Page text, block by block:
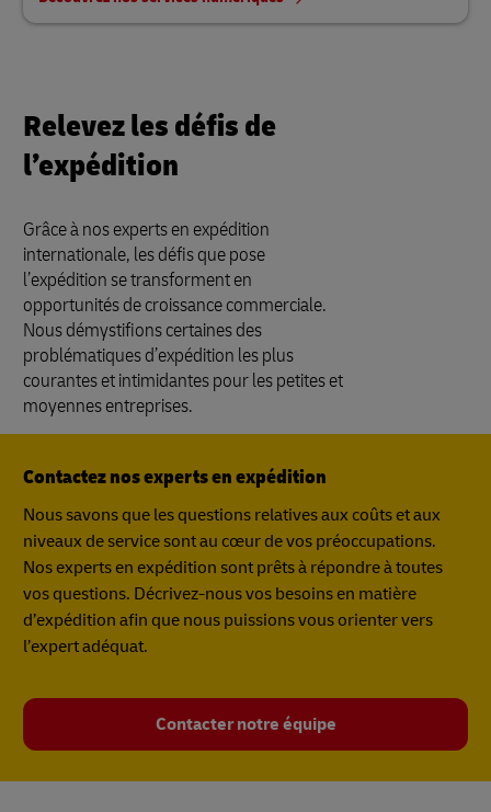
Relevez les défis de
l’expédition
Grâce à nos experts en expédition
internationale, les défis que pose
l’expédition se transforment en
opportunités de croissance commerciale.
Nous démystifions certaines des
problématiques d’expédition les plus
courantes et intimidantes pour les petites et
moyennes entreprises.
Contactez nos experts en expédition
Nous savons que les questions relatives aux coûts et aux
niveaux de service sont au cœur de vos préoccupations.
Nos experts en expédition sont prêts à répondre à toutes
vos questions. Décrivez-nous vos besoins en matière
d’expédition afin que nous puissions vous orienter vers
l’expert adéquat.
Contacter notre équipe